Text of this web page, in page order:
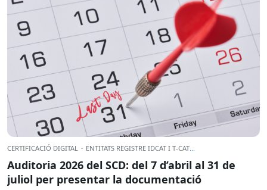
CERTIFICACIÓ DIGITAL · ENTITATS REGISTRE IDCAT I T-CAT
Auditoria 2026 del SCD: del 7 d’abril al 31 de
juliol per presentar la documentació